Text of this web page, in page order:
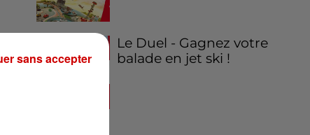
Le Duel - Gagnez votre
balade en jet ski !
sans accepter